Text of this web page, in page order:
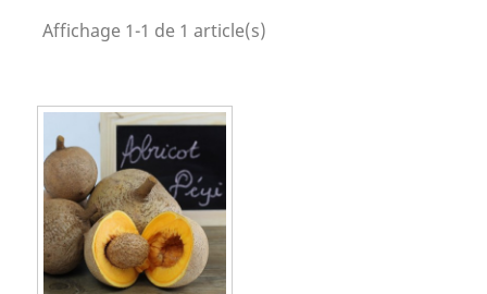
Affichage 1-1 de 1 article(s)